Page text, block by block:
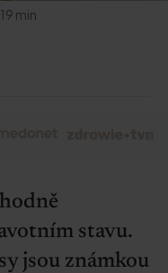
19 min
stavu.
jsou známkou